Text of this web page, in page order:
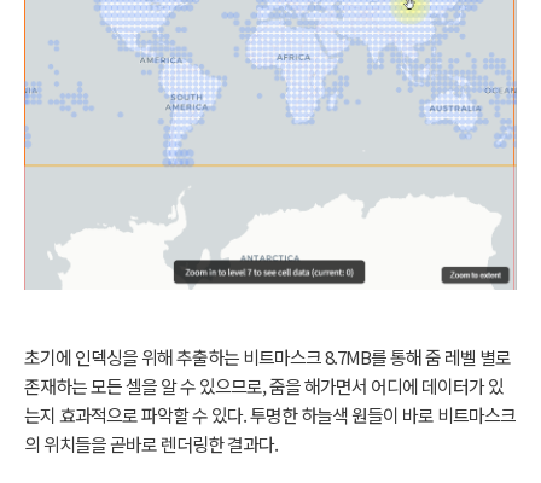
초기에 인덱싱을 위해 추출하는 비트마스크 8.7MB를 통해 줌 레벨 별로
존재하는 모든 셀을 알 수 있으므로, 줌을 해가면서 어디에 데이터가 있
는지 효과적으로 파악할 수 있다. 투명한 하늘색 원들이 바로 비트마스크
의 위치들을 곧바로 렌더링한 결과다.